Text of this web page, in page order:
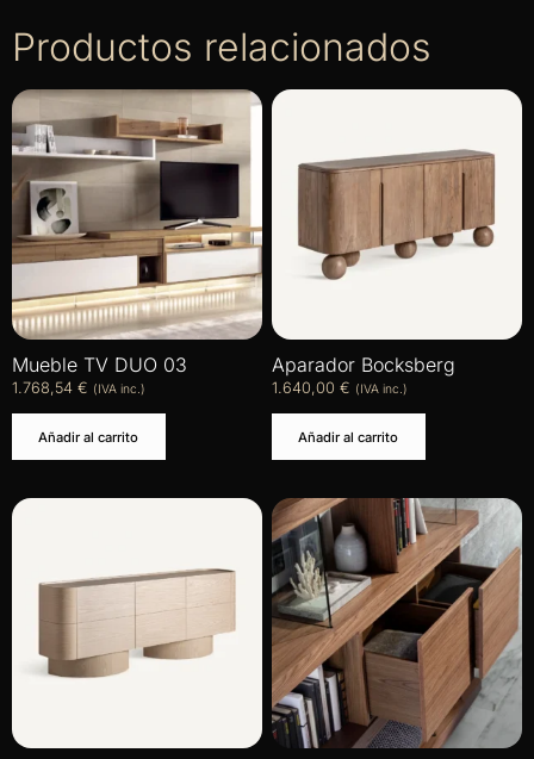
Productos relacionados
Mueble TV DUO 03
1.768,54 € (IVA inc.)
Añadir al carrito
Aparador Bocksberg
1.640,00 € (IVA inc.)
Añadir al carrito